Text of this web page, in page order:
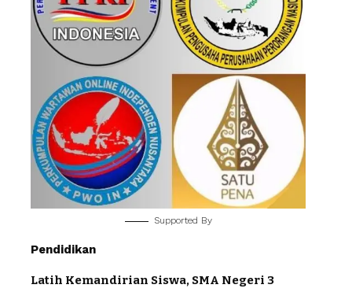
Supported By
Pendidikan
Latih Kemandirian Siswa, SMA Negeri 3